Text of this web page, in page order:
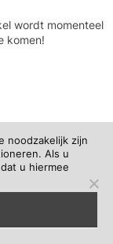
wordt momenteel
komen!
noodzakelijk zijn
Als u
u hiermee